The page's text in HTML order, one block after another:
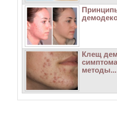
Клещ
методы...